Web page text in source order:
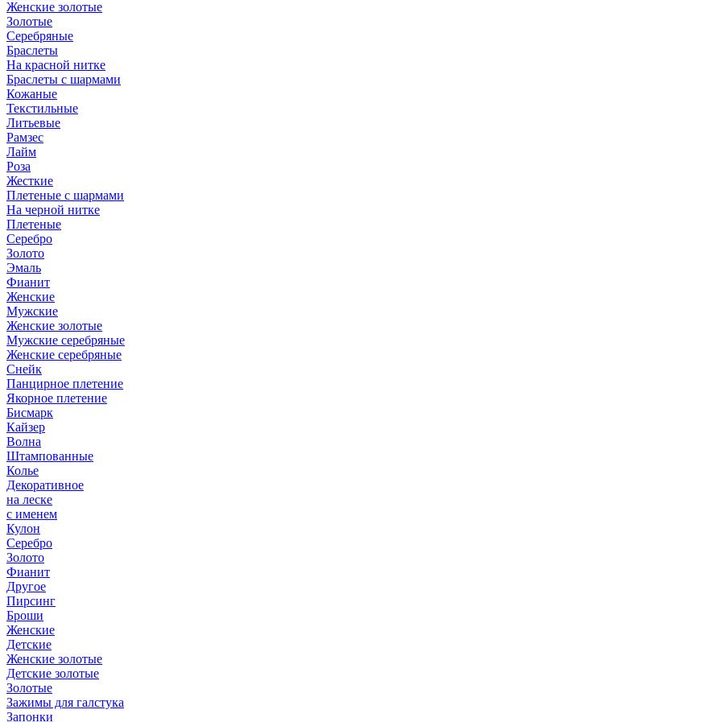
Женские золотые
Золотые
Серебряные
Браслеты
На красной нитке
Браслеты с шармами
Кожаные
Текстильные
Литьевые
Рамзес
Лайм
Роза
Жесткие
Плетеные с шармами
На черной нитке
Плетеные
Серебро
Золото
Эмаль
Фианит
Женские
Мужские
Женские золотые
Мужские серебряные
Женские серебряные
Снейк
Панцирное плетение
Якорное плетение
Бисмарк
Кайзер
Волна
Штампованные
Колье
Декоративное
на леске
с именем
Кулон
Серебро
Золото
Фианит
Другое
Пирсинг
Броши
Женские
Детские
Женские золотые
Детские золотые
Золотые
Зажимы для галстука
Запонки